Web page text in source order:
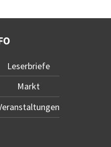
Leserbriefe
Markt